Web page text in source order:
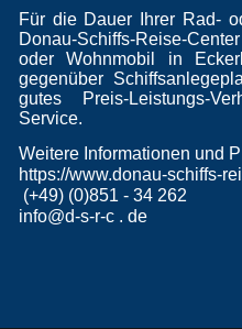
Für die Dauer Ihrer Rad-
Donau-Schiffs-Reise-
oder Wohnmobil in
gegenüber
gutes Preis-Leistungs-
Service.
Weitere Informationen und
https://www.donau-schiffs-
(+49) (0)851 - 34 262
info@d-s-r-c . de